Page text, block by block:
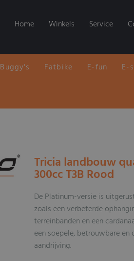
Home Winkels Service
Buggy's Fatbike E-fun E-
Tricia landbouw
300cc T3B Rood
De Platinum-versie is
zoals een verbeterde
terreinbanden en een
een soepele, betrouwbare en
aandrijving.